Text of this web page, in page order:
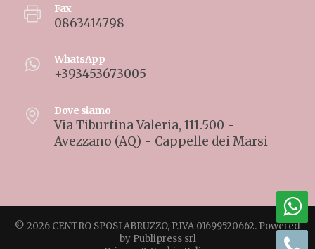
Fax
0863414798
WhatsApp
+393453673005
Dove siamo
Via Tiburtina Valeria, 111.500 -
Avezzano (AQ) - Cappelle dei Marsi
© 2026 CENTRO SPOSI ABRUZZO, P.IVA 01699520662. Powered
by Publipress srl